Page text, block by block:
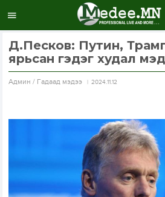
Д.Песков: Путин,
ярьсан гэдэг худал
Aдмин / Гадаад мэдээ 2024.11.12